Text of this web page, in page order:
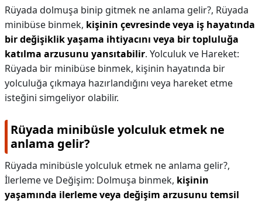
Rüyada dolmuşa binip gitmek ne anlama gelir?, Rüyada
minibüse binmek, kişinin çevresinde veya iş hayatında
bir değişiklik yaşama ihtiyacını veya bir topluluğa
katılma arzusunu yansıtabilir. Yolculuk ve Hareket:
Rüyada bir minibüse binmek, kişinin hayatında bir
yolculuğa çıkmaya hazırlandığını veya hareket etme
isteğini simgeliyor olabilir.
Rüyada minibüsle yolculuk etmek ne
anlama gelir?
Rüyada minibüsle yolculuk etmek ne anlama gelir?,
İlerleme ve Değişim: Dolmuşa binmek, kişinin
yaşamında ilerleme veya değişim arzusunu temsil